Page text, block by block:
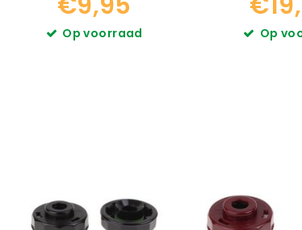
Op voorraad Op